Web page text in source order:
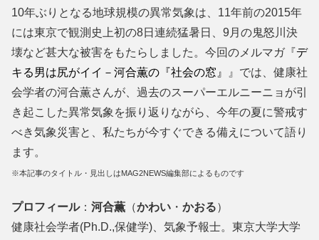
10年ぶりとなる地球規模の異常気象は、11年前の2015年
には東京で観測史上初の8日連続猛暑日、9月の鬼怒川決
壊など甚大な被害をもたらしました。今回のメルマガ『デ
キる男は尻がイイ－河合薫の『社会の窓』
』では、健康社
会学者の河合薫さんが、過去のスーパーエルニーニョが引
き起こした異常気象を振り返りながら、今年の夏に警戒す
べき気象災害と、私たちが今すぐできる備えについて語り
ます。
※本記事のタイトル・見出しはMAG2NEWS編集部によるものです
プロフィール： 河合薫 （かわい ・ かおる）
健康社会学者(Ph.D.,保健学)、気象予報士。東京大学大学